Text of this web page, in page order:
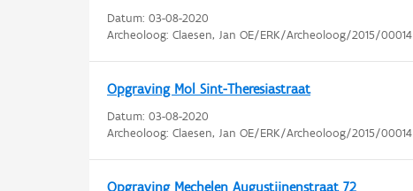
Datum: 03-08-2020
Archeoloog: Claesen, Jan OE/ERK/Archeoloog/2015/00014
Opgraving Mol Sint-Theresiastraat
Datum: 03-08-2020
Archeoloog: Claesen, Jan OE/ERK/Archeoloog/2015/00014
Opgraving Mechelen Augustijnenstraat 72